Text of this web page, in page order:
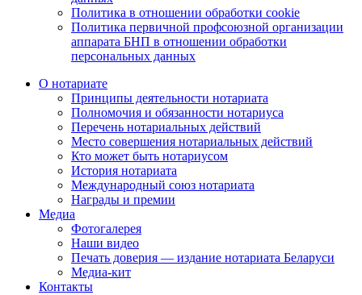
Политика в отношении обработки cookie
Политика первичной профсоюзной организации
аппарата БНП в отношении обработки
персональных данных
О нотариате
Принципы деятельности нотариата
Полномочия и обязанности нотариуса
Перечень нотариальных действий
Место совершения нотариальных действий
Кто может быть нотариусом
История нотариата
Международный союз нотариата
Награды и премии
Медиа
Фотогалерея
Наши видео
Печать доверия — издание нотариата Беларуси
Медиа-кит
Контакты